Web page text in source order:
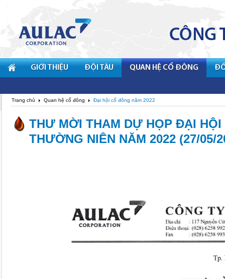
GIỚI THIỆU ĐỘI TÀU QUAN HỆ CỔ ĐÔNG
Trang chủ Quan hệ cổ đông Đại hội cổ đông năm 2022
THƯ MỜI THAM DỰ HỌP ĐẠI
THƯỜNG NIÊN NĂM 2022 (27/05/